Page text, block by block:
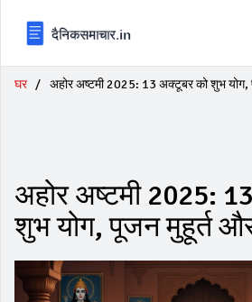
घर अहोर अष्टमी 2025: 13 अक्टूबर को शुभ
अहोर अष्टमी 2025:
शुभ योग, पूजन मुहूर्त